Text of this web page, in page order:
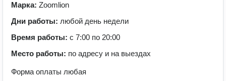
Марка: Zoomlion
Дни работы: любой день недели
Время работы: с 7:00 по 20:00
Место работы: по адресу и на выездах
Форма оплаты любая